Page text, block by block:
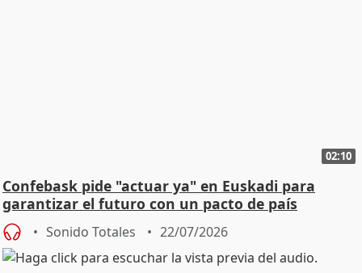
02:10
Confebask pide "actuar ya" en Euskadi para
garantizar el futuro con un pacto de país
Sonido Totales 22/07/2026